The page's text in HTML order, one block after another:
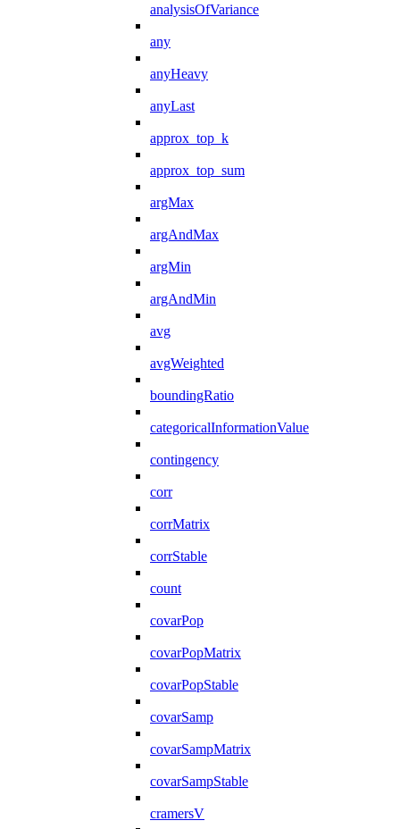
analysisOfVariance
any
anyHeavy
anyLast
approx_top_k
approx_top_sum
argMax
argAndMax
argMin
argAndMin
avg
avgWeighted
boundingRatio
categoricalInformationValue
contingency
corr
corrMatrix
corrStable
count
covarPop
covarPopMatrix
covarPopStable
covarSamp
covarSampMatrix
covarSampStable
cramersV